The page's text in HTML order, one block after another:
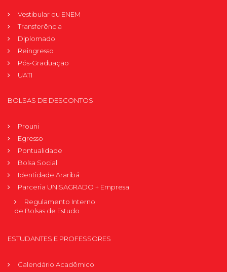
Vestibular ou ENEM
Transferência
Diplomado
Reingresso
Pós-Graduação
UATI
BOLSAS DE DESCONTOS
Prouni
Egresso
Pontualidade
Bolsa Social
Identidade Araribá
Parceria UNISAGRADO + Empresa
Regulamento Interno
de Bolsas de Estudo
ESTUDANTES E PROFESSORES
Calendário Acadêmico